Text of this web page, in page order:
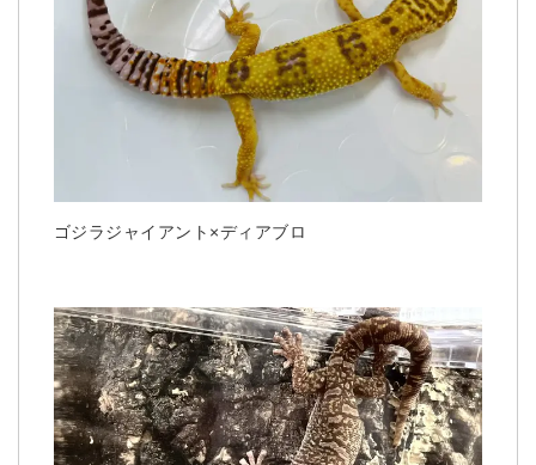
ゴジラジャイアント×ディアブロ